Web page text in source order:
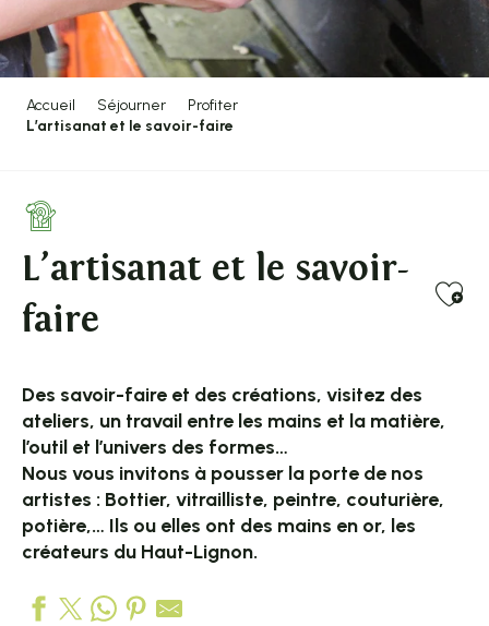
Accueil Séjourner
Profiter
L’artisanat et le savoir-faire
L’artisanat et le savoir-
faire
Des savoir-faire et des créations, visitez des
ateliers, un travail entre les mains et la matière,
l’outil et l’univers des formes…
Nous vous invitons à pousser la porte de nos
artistes : Bottier, vitrailliste, peintre, couturière,
potière,… Ils ou elles ont des mains en or, les
créateurs du Haut-Lignon.